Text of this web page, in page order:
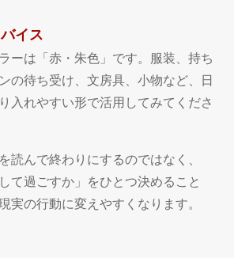
イス
ーは「赤・朱色」です。服装、持ち
の待ち受け、文房具、小物など、日
入れやすい形で活用してみてくださ
読んで終わりにするのではなく、
て過ごすか」をひとつ決めること
実の行動に変えやすくなります。